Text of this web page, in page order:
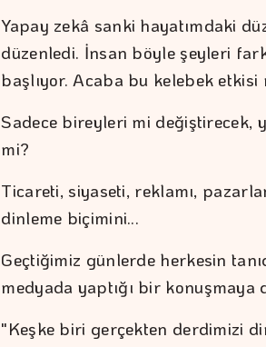
Yapay zekâ sanki hayatımdaki
düzenledi. İnsan böyle şeyleri
başlıyor. Acaba bu kelebek
Sadece bireyleri mi değiştirecek,
mi?
Ticareti, siyaseti, reklamı,
dinleme biçimini...
Geçtiğimiz günlerde herkesin
medyada yaptığı bir
"Keşke biri gerçekten derdimizi